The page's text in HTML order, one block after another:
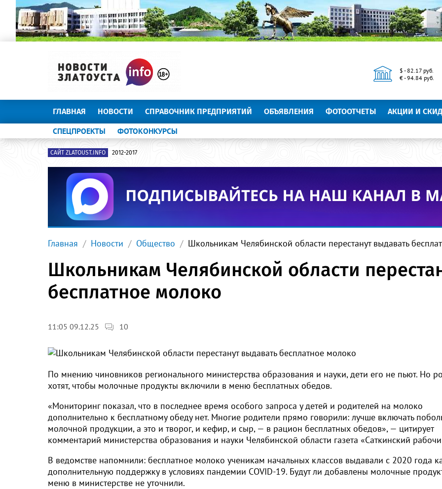
$ - 82.17 руб.
€ - 94.84 руб.
ГЛАВНАЯ НОВОСТИ СПРАВОЧНИК ПРЕДПРИЯТИЙ ОБЪЯВЛЕНИЯ ФОТООТЧЕТЫ АКЦИИ И
СПЕЦПРОЕКТЫ ФОТОКОНКУРСЫ
САЙТ ZLATOUST.INFO 2012-2017
Главная Новости Общество Школьникам Челябинской области перестанут выдавать
Школьникам Челябинской области
бесплатное молоко
11:05 09.12.25 10
По мнению чиновников регионального министерства образования и науки, дети его не пьют. Но
хотят, чтобы молочные продукты включили в меню бесплатных обедов.
«Мониторинг показал, что в последнее время особого запроса у детей и родителей на молоко
дополнительно к бесплатному обеду нет. Многие родители прямо говорили: лучше включать
молочной продукции, а это и творог, и кефир, и сыр, — в рацион бесплатных обедов», — цитирует
комментарий министерства образования и науки Челябинской области газета «Саткинский
В ведомстве напомнили: бесплатное молоко ученикам начальных классов выдавали с 2020 года
дополнительную поддержку в условиях пандемии COVID-19. Будут ли добавлены молочные
меню в министерстве не уточнили.